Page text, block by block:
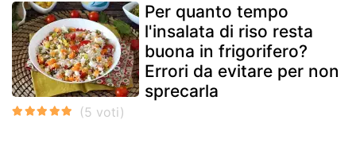
Per quanto tempo
l'insalata di riso resta
buona in frigorifero?
Errori da evitare per non
sprecarla